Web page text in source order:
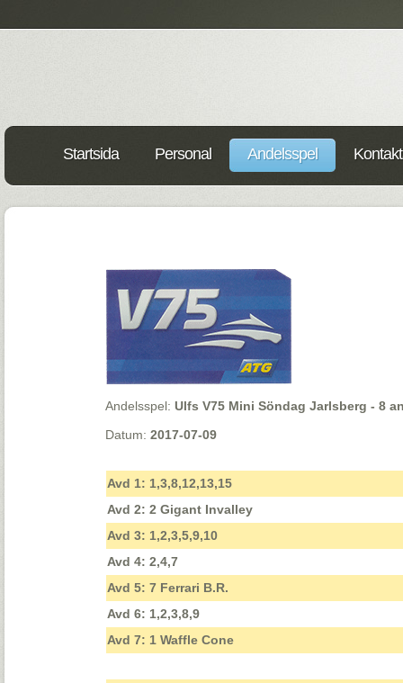
Startsida Personal Andelsspel
Andelsspel:Ulfs V75 Mini Söndag Jarlsberg - 8
Datum:2017-07-09
Avd 1: 1,3,8,12,13,15
Avd 2: 2 Gigant Invalley
Avd 3: 1,2,3,5,9,10
Avd 4: 2,4,7
Avd 5: 7 Ferrari B.R.
Avd 6: 1,2,3,8,9
Avd 7: 1 Waffle Cone